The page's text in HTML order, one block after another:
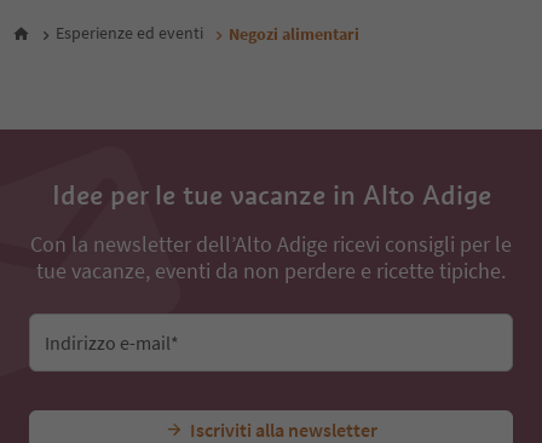
Esperienze ed eventi Negozi alimentari
Idee per le tue vacanze in Alto Adige
Con la newsletter dell’Alto Adige ricevi consigli per le
tue vacanze, eventi da non perdere e ricette tipiche.
Indirizzo e-mail*
Iscriviti alla newsletter